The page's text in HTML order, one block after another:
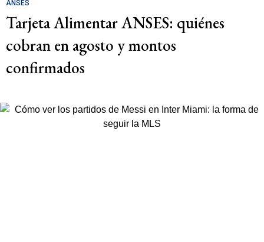
ANSES
Tarjeta Alimentar ANSES: quiénes
cobran en agosto y montos
confirmados